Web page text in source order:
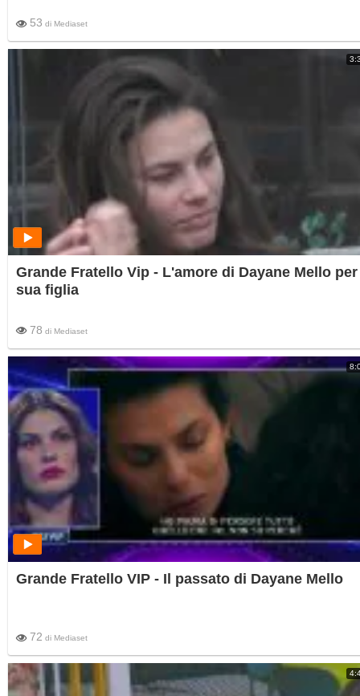
53 di Mediaset
Grande Fratello Vip - L'amore di Dayane Mello per
sua figlia
78 di Mediaset
Grande Fratello VIP - Il passato di Dayane Mello
72 di Mediaset